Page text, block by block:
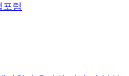
포럼